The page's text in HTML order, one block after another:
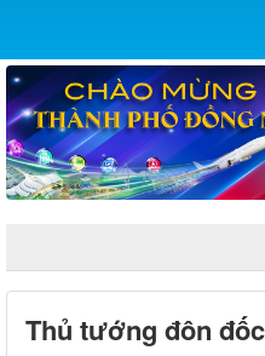
Thủ tướng đôn